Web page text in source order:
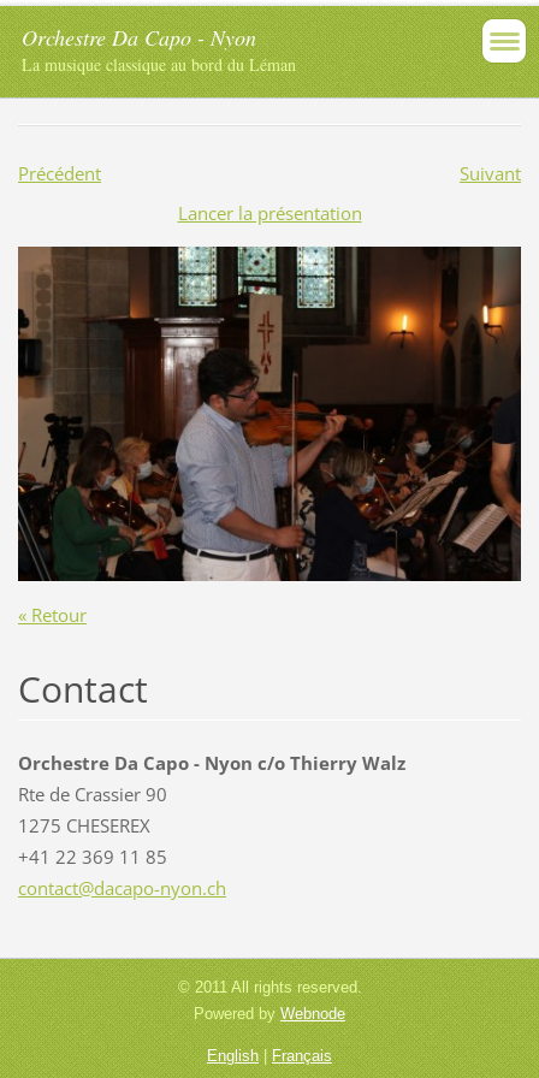
Orchestre Da Capo - Nyon
La musique classique au bord du Léman
Précédent
Suivant
Lancer la présentation
« Retour
Contact
Orchestre Da Capo - Nyon c/o Thierry Walz
Rte de Crassier 90
1275 CHESEREX
+41 22 369 11 85
contact@dacapo-nyon.ch
© 2011 All rights reserved.
Powered by Webnode
English|Français